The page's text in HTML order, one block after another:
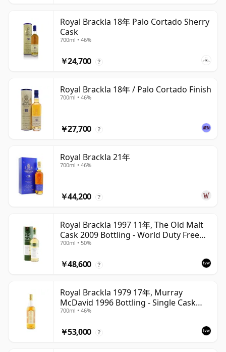
Royal Brackla 18年 Palo Cortado Sherry
Cask
700ml • 46%
￥24,700 ?
Royal Brackla 18年 / Palo Cortado Finish
700ml • 46%
￥27,700 ?
Royal Brackla 21年
700ml • 46%
￥44,200 ?
Royal Brackla 1997 11年, The Old Malt
Cask 2009 Bottling - World Duty Free
Exclusive
700ml • 50%
￥48,600 ?
Royal Brackla 1979 17年, Murray
McDavid 1996 Bottling - Single Cask
#8825
700ml • 46%
￥53,000 ?